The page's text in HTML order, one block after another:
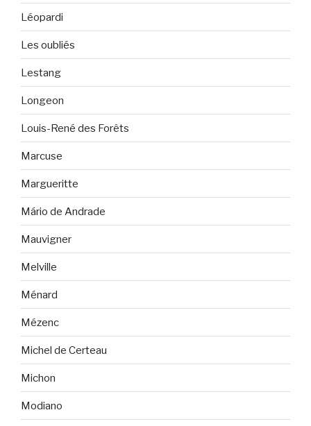
Léopardi
Les oubliés
Lestang
Longeon
Louis-René des Forêts
Marcuse
Margueritte
Mário de Andrade
Mauvigner
Melville
Ménard
Mézenc
Michel de Certeau
Michon
Modiano